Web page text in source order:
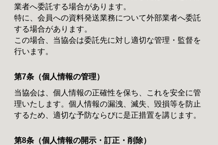
業者へ委託する場合があります。
特に、会員への資料発送業務について外部業者へ委託
する場合があります。
この場合、当協会は委託先に対し適切な管理・監督を
行います。
第7条（個人情報の管理）
当協会は、個人情報の正確性を保ち、これを安全に管
理いたします。個人情報の漏洩、滅失、毀損等を防止
するため、適切な予防ならびに是正措置を講じます。
第8条（個人情報の開示・訂正・削除）